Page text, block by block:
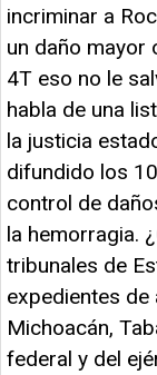
incriminar a
un daño mayor
4T eso no le
habla de una
la justicia
difundido los
control de
la hemorragia.
tribunales de
expedientes de
Michoacán,
federal y del